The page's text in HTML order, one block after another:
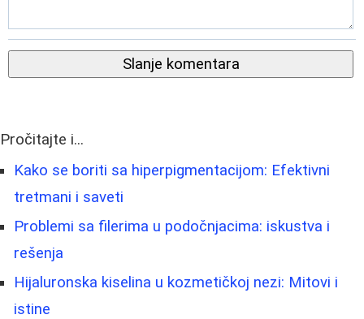
Slanje komentara
Pročitajte i...
Kako se boriti sa hiperpigmentacijom: Efektivni
tretmani i saveti
Problemi sa filerima u podočnjacima: iskustva i
rešenja
Hijaluronska kiselina u kozmetičkoj nezi: Mitovi i
istine